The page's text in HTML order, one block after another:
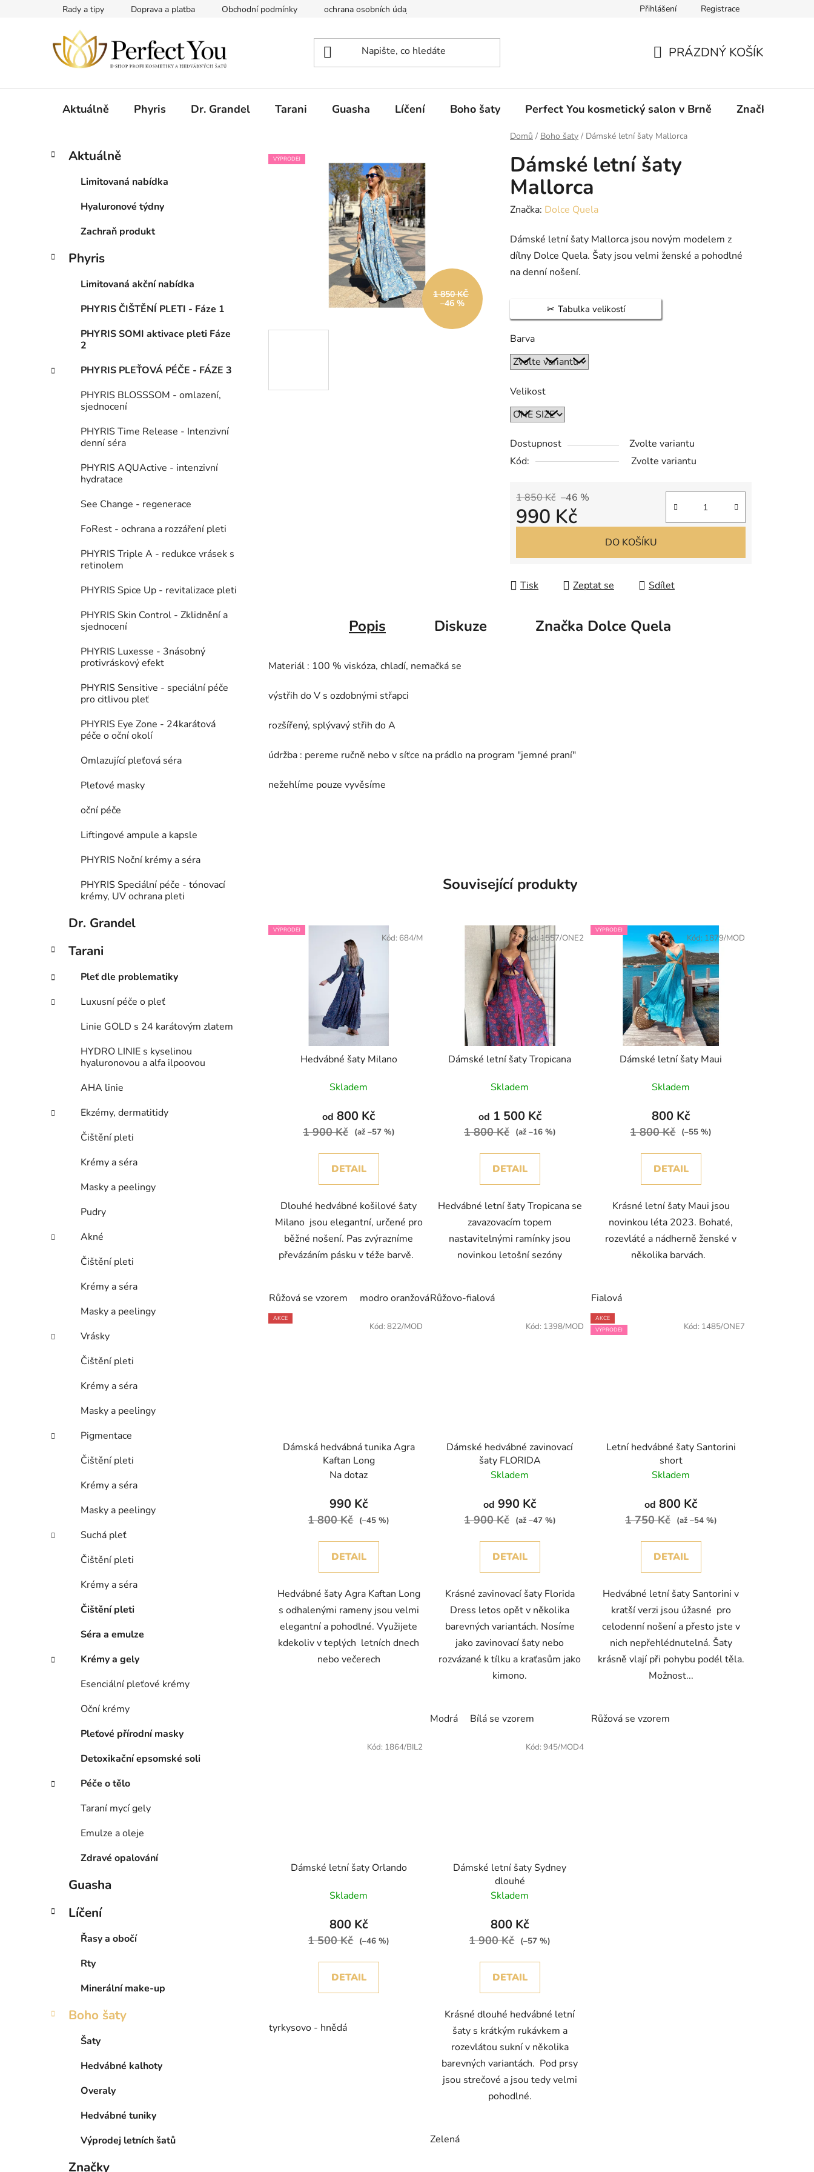
Rady a tipy Doprava a platba Obchodní podmínky ochrana osobních údajů Přihlášení Registrace
PRÁZDNÝ KOŠÍK
Aktuálně Phyris Dr. Grandel Tarani Guasha Líčení Boho šaty Perfect You kosmetický salon v Brně Značky
Domů / Boho šaty / Dámské letní šaty Mallorca
P
n
Přeskočit
kategorie
K
a
e
Aktuálně
Limitovaná nabídka
Hyaluronové týdny
Zachraň produkt
Phyris
Limitovaná akční nabídka
PHYRIS ČIŠTĚNÍ PLETI - Fáze 1
PHYRIS SOMI aktivace pleti Fáze
2
PHYRIS PLEŤOVÁ PÉČE - FÁZE 3
PHYRIS BLOSSSOM - omlazení,
sjednocení
PHYRIS Time Release - Intenzivní
denní séra
PHYRIS AQUActive - intenzivní
hydratace
See Change - regenerace
FoRest - ochrana a rozzáření pleti
PHYRIS Triple A - redukce vrásek s
retinolem
PHYRIS Spice Up - revitalizace pleti
PHYRIS Skin Control - Zklidnění a
sjednocení
PHYRIS Luxesse - 3násobný
protivráskový efekt
PHYRIS Sensitive - speciální péče
pro citlivou pleť
PHYRIS Eye Zone - 24karátová
péče o oční okolí
Omlazující pleťová séra
Pleťové masky
oční péče
Liftingové ampule a kapsle
PHYRIS Noční krémy a séra
PHYRIS Speciální péče - tónovací
krémy, UV ochrana pleti
Dr. Grandel
Tarani
Pleť dle problematiky
Luxusní péče o pleť
Linie GOLD s 24 karátovým zlatem
HYDRO LINIE s kyselinou
hyaluronovou a alfa ilpoovou
AHA linie
Ekzémy, dermatitidy
Čištění pleti
Krémy a séra
Masky a peelingy
Pudry
Akné
Čištění pleti
Krémy a séra
Masky a peelingy
Vrásky
Čištění pleti
Krémy a séra
Masky a peelingy
Pigmentace
Čištění pleti
Krémy a séra
Masky a peelingy
Suchá pleť
Čištění pleti
Krémy a séra
Čištění pleti
Séra a emulze
Krémy a gely
Esenciální pleťové krémy
Oční krémy
Pleťové přírodní masky
Detoxikační epsomské soli
Péče o tělo
Taraní mycí gely
Emulze a oleje
Zdravé opalování
Guasha
Líčení
Řasy a obočí
Rty
Minerální make-up
Boho šaty
Šaty
Hedvábné kalhoty
Overaly
Hedvábné tuniky
Výprodej letních šatů
Značky
Dámské letní šaty
Mallorca
Značka: Dolce Quela
Dámské letní šaty Mallorca jsou novým modelem z
dílny Dolce Quela. Šaty jsou velmi ženské a pohodlné
na denní nošení.
Tabulka velikostí
Barva
Velikost
Dostupnost
Zvolte variantu
Kód:
Zvolte variantu
1 850 Kč –46 %
990 Kč
DO KOŠÍKU
Tisk Zeptat se Sdílet
VÝPRODEJ
1 850 KČ
–46 %
Popis Diskuze Značka Dolce Quela
Materiál : 100 % viskóza, chladí, nemačká se
výstřih do V s ozdobnými střapci
rozšířený, splývavý střih do A
údržba : pereme ručně nebo v síťce na prádlo na program "jemné praní"
nežehlíme pouze vyvěsíme
Související produkty
VÝPRODEJ
Hedvábné šaty Milano
Skladem
od 800 Kč
1 900 Kč (až –57 %)
DETAIL
Dlouhé hedvábné košilové šaty
Milano jsou elegantní, určené pro
běžné nošení. Pas zvýrazníme
převázáním pásku v téže barvě.
Růžová se vzorem modro oranžová
Kód: 684/M
Dámské letní šaty Tropicana
Skladem
od 1 500 Kč
1 800 Kč (až –16 %)
DETAIL
Hedvábné letní šaty Tropicana se
zavazovacím topem
nastavitelnými ramínky jsou
novinkou letošní sezóny
Růžovo-fialová
Kód:1557/ONE2
VÝPRODEJ
Dámské letní šaty Maui
Skladem
800 Kč
1 800 Kč (–55 %)
DETAIL
Krásné letní šaty Maui jsou
novinkou léta 2023. Bohaté,
rozevláté a nádherně ženské v
několika barvách.
Fialová
Kód: 1879/MOD
AKCE
Dámská hedvábná tunika Agra
Kaftan Long
Na dotaz
990 Kč
1 800 Kč (–45 %)
DETAIL
Hedvábné šaty Agra Kaftan Long
s odhalenými rameny jsou velmi
elegantní a pohodlné. Využijete
kdekoliv v teplých letních dnech
nebo večerech
Kód: 822/MOD
Dámské hedvábné zavinovací
šaty FLORIDA
Skladem
od 990 Kč
1 900 Kč (až –47 %)
DETAIL
Krásné zavinovací šaty Florida
Dress letos opět v několika
barevných variantách. Nosíme
jako zavinovací šaty nebo
rozvázané k tílku a kraťasům jako
kimono.
Modrá Bílá se vzorem
Kód: 1398/MOD
AKCE
VÝPRODEJ
Letní hedvábné šaty Santorini
short
Skladem
od 800 Kč
1 750 Kč (až –54 %)
DETAIL
Hedvábné letní šaty Santorini v
kratší verzi jsou úžasné pro
celodenní nošení a přesto jste v
nich nepřehlédnutelná. Šaty
krásně vlají při pohybu podél těla.
Možnost...
Růžová se vzorem
Kód: 1485/ONE7
Dámské letní šaty Orlando
Skladem
800 Kč
1 500 Kč (–46 %)
DETAIL
tyrkysovo - hnědá
Kód: 1864/BIL2
Dámské letní šaty Sydney
dlouhé
Skladem
800 Kč
1 900 Kč (–57 %)
DETAIL
Krásné dlouhé hedvábné letní
šaty s krátkým rukávkem a
rozevlátou sukní v několika
barevných variantách. Pod prsy
jsou strečové a jsou tedy velmi
pohodlné.
Zelená
Kód: 945/MOD4